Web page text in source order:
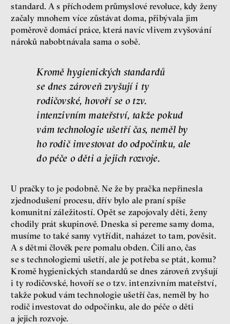
standard. A s příchodem průmyslové revoluce, kdy ženy
začaly mnohem více zůstávat doma, přibývala jim
poměrově domácí práce, která navíc vlivem zvyšování
nároků nabobtnávala sama o sobě.
Kromě hygienických standardů
se dnes zároveň zvyšují i ty
rodičovské, hovoří se o tzv.
intenzivním mateřství, takže pokud
vám technologie ušetří čas, neměl by
ho rodič investovat do odpočinku, ale
do péče o děti a jejich rozvoje.
U pračky to je podobně. Ne že by pračka nepřinesla
zjednodušení procesu, dřív bylo ale praní spíše
komunitní záležitostí. Opět se zapojovaly děti, ženy
chodily prát skupinově. Dneska si pereme samy doma,
musíme to také samy vytřídit, naházet to tam, pověsit.
A s dětmi člověk pere pomalu obden. Čili ano, čas
se s technologiemi ušetří, ale je potřeba se ptát, komu?
Kromě hygienických standardů se dnes zároveň zvyšují
i ty rodičovské, hovoří se o tzv. intenzivním mateřství,
takže pokud vám technologie ušetří čas, neměl by ho
rodič investovat do odpočinku, ale do péče o děti
a jejich rozvoje.